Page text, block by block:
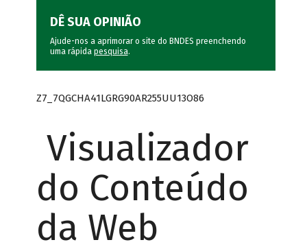
DÊ SUA OPINIÃO
Ajude-nos a aprimorar o site do BNDES preenchendo
uma rápida pesquisa.
Z7_7QGCHA41LGRG90AR255UU13O86
Visualizador
do Conteúdo
da Web